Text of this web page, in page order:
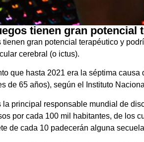
tienen gran potencial
tienen gran potencial terapéutico y
cerebral (o ictus).
que hasta 2021 era la séptima
de 65 años), según el Instituto
la principal responsable mundial de
por cada 100 mil habitantes, de los
de cada 10 padecerán alguna